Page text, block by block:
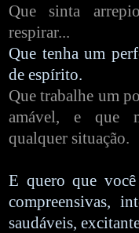
Que sinta
respirar...
Que tenha um
de espírito.
Que trabalhe um
amável, e que
qualquer situação.
E quero que você
compreensivas,
saudáveis,